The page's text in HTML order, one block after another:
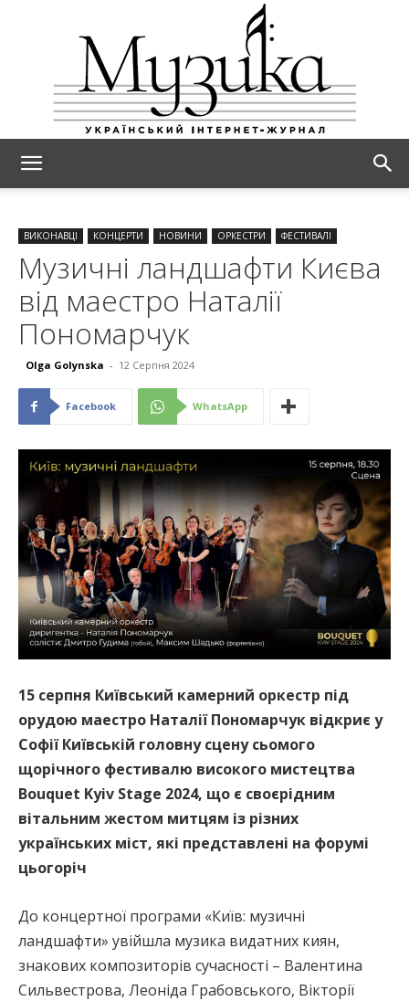
ВИКОНАВЦІ КОНЦЕРТИ НОВИНИ ОРКЕСТРИ ФЕСТИВАЛІ
Музичні ландшафти Києва
від маестро Наталії
Пономарчук
Olga Golynska - 12 Серпня 2024
Facebook WhatsApp
15 серпня Київський камерний оркестр під
орудою маестро Наталії Пономарчук відкриє у
Софії Київській головну сцену сьомого
щорічного фестивалю високого мистецтва
Bouquet Kyiv Stage 2024, що є своєрідним
вітальним жестом митцям із різних
українських міст, які представлені на форумі
цьогоріч
До концертної програми «Київ: музичні
ландшафти» увійшла музика видатних киян,
знакових композиторів сучасності – Валентина
Сильвестрова, Леоніда Грабовського, Вікторії